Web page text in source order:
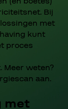
Bij
met
kunt
proces
Meer weten?
aan.
met